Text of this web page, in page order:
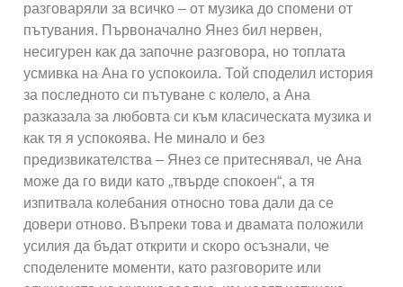
разговаряли за всичко – от музика до спомени от
пътувания. Първоначално Янез бил нервен,
несигурен как да започне разговора, но топлата
усмивка на Ана го успокоила. Той споделил история
за последното си пътуване с колело, а Ана
разказала за любовта си към класическата музика и
как тя я успокоява. Не минало и без
предизвикателства – Янез се притеснявал, че Ана
може да го види като „твърде спокоен“, а тя
изпитвала колебания относно това дали да се
довери отново. Въпреки това и двамата положили
усилия да бъдат открити и скоро осъзнали, че
споделените моменти, като разговорите или